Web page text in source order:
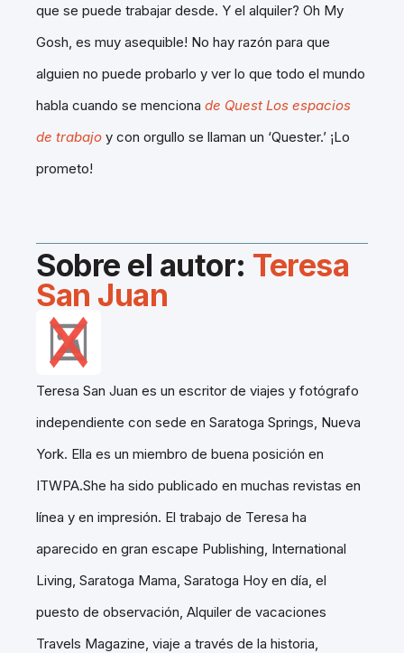
que se puede trabajar desde. Y el alquiler? Oh My
Gosh, es muy asequible! No hay razón para que
alguien no puede probarlo y ver lo que todo el mundo
habla cuando se menciona de Quest Los espacios
de trabajo y con orgullo se llaman un ‘Quester.’ ¡Lo
prometo!
Sobre el autor: Teresa
San Juan
Teresa San Juan es un escritor de viajes y fotógrafo
independiente con sede en Saratoga Springs, Nueva
York. Ella es un miembro de buena posición en
ITWPA.She ha sido publicado en muchas revistas en
línea y en impresión. El trabajo de Teresa ha
aparecido en gran escape Publishing, International
Living, Saratoga Mama, Saratoga Hoy en día, el
puesto de observación, Alquiler de vacaciones
Travels Magazine, viaje a través de la historia,